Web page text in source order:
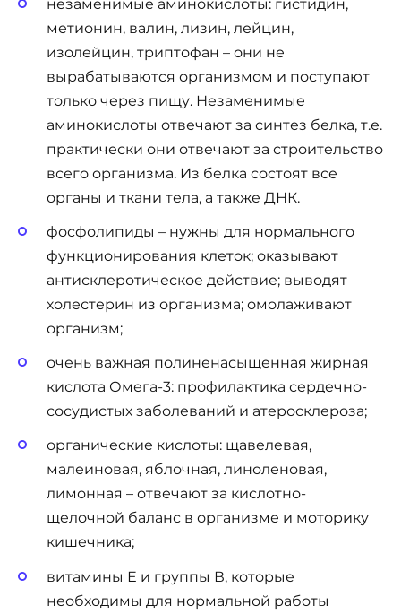
незаменимые аминокислоты: гистидин,
метионин, валин, лизин, лейцин,
изолейцин, триптофан – они не
вырабатываются организмом и поступают
только через пищу. Незаменимые
аминокислоты отвечают за синтез белка, т.е.
практически они отвечают за строительство
всего организма. Из белка состоят все
органы и ткани тела, а также ДНК.
фосфолипиды – нужны для нормального
функционирования клеток; оказывают
антисклеротическое действие; выводят
холестерин из организма; омолаживают
организм;
очень важная полиненасыщенная жирная
кислота Омега-3: профилактика сердечно-
сосудистых заболеваний и атеросклероза;
органические кислоты: щавелевая,
малеиновая, яблочная, линоленовая,
лимонная – отвечают за кислотно-
щелочной баланс в организме и моторику
кишечника;
витамины Е и группы В, которые
необходимы для нормальной работы